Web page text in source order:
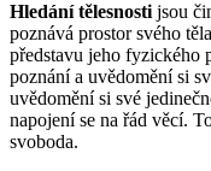
Hledání tělesnostijsou
poznává prostor svého
představu jeho fyzického
poznání a uvědomění si
uvědomění si své
napojení se na řád věcí.
svoboda.